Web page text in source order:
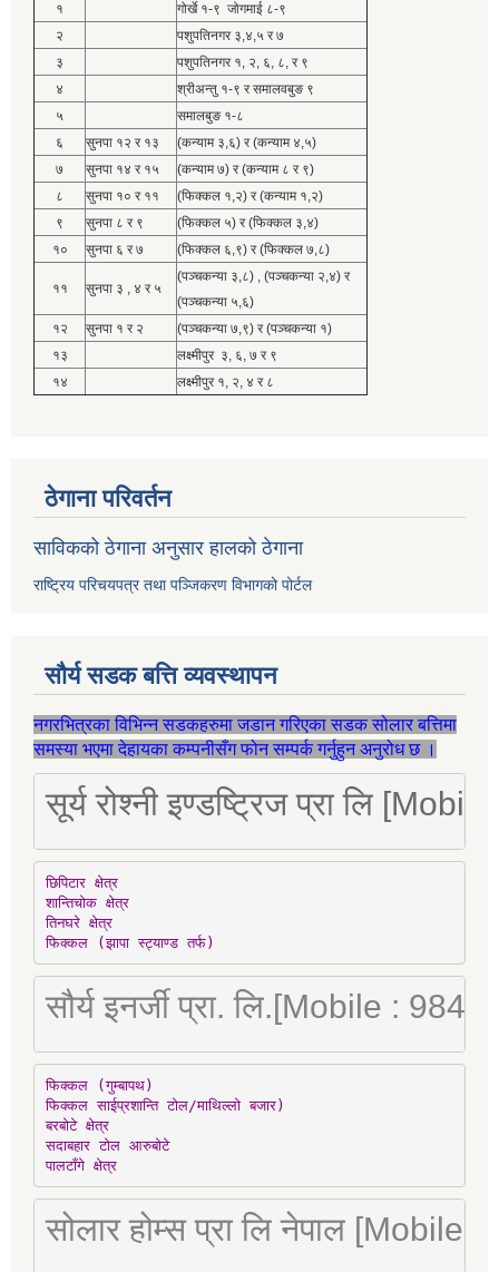
१
गोर्खे १-९ जोगमाई ८-९
२
पशुपतिनगर ३,४,५ र ७
३
पशुपतिनगर १, २, ६, ८, र ९
४
श्रीअन्तु १-९ र समालवबुङ ९
५
समालबुङ १-८
६
सुनपा १२ र १३
(कन्याम ३,६) र (कन्याम ४,५)
७
सुनपा १४ र १५
(कन्याम ७) र (कन्याम ८ र ९)
८
सुनपा १० र ११
(फिक्कल १,२) र (कन्याम १,२)
९
सुनपा ८ र ९
(फिक्कल ५) र (फिक्कल ३,४)
१०
सुनपा ६ र ७ (फिक्कल ६,९) र (फिक्कल ७,८)
११ सुनपा ३ , ४ र ५
(पञ्चकन्या ३,८) , (पञ्चकन्या २,४) र
(पञ्चकन्या ५,६)
१२
सुनपा १ र २
(पञ्चकन्या ७,९) र (पञ्चकन्या १)
१३
लक्ष्मीपुर ३, ६, ७ र ९
१४
लक्ष्मीपुर १, २, ४ र ८
ठेगाना परिवर्तन
साविकको ठेगाना अनुसार हालको ठेगाना
राष्ट्रिय परिचयपत्र तथा पञ्जिकरण विभागको पोर्टल
सौर्य सडक बत्ति व्यवस्थापन
नगरभित्रका विभिन्न सडकहरुमा जडान गरिएका सडक सोलार बत्तिमा
समस्या भएमा देहायका कम्पनीसँग फोन सम्पर्क गर्नुहुन अनुरोध छ ।
सूर्य रोश्नी इण्डष्ट्रिज प्रा लि
छिपिटार क्षेत्र
शान्तिचोक क्षेत्र
तिनघरे क्षेत्र
फिक्कल (झापा स्ट्याण्ड तर्फ)
सौर्य इनर्जी प्रा. लि.[Mobile :
फिक्कल (गुम्बापथ)
फिक्कल साईप्रशान्ति टोल/माथिल्लो बजार)
बरबोटे क्षेत्र
सदाबहार टोल आरुबोटे
पालटाँगे क्षेत्र
सोलार होम्स प्रा लि नेपाल [Mobile